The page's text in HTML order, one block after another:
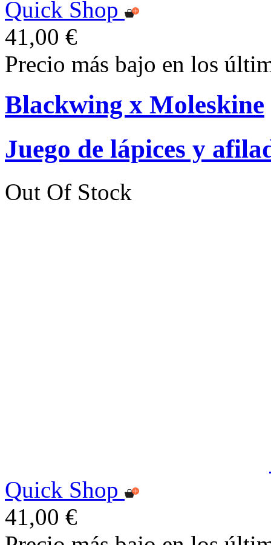
Quick Shop
41,00 €
Precio más bajo en los
Blackwing x Moleskine
Juego de lápices y
Out Of Stock
Quick Shop
41,00 €